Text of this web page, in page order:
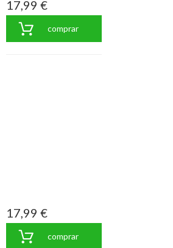
17,99 €
comprar
17,99 €
comprar